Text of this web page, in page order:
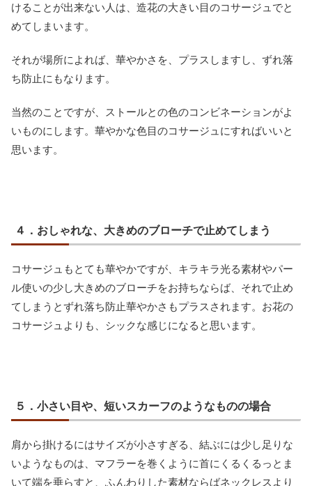
けることが出来ない人は、造花の大きい目のコサージュでと
めてしまいます。
それが場所によれば、華やかさを、プラスしますし、ずれ落
ち防止にもなります。
当然のことですが、ストールとの色のコンビネーションがよ
いものにします。華やかな色目のコサージュにすればいいと
思います。
４．おしゃれな、大きめのブローチで止めてしまう
コサージュもとても華やかですが、キラキラ光る素材やパー
ル使いの少し大きめのブローチをお持ちならば、それで止め
てしまうとずれ落ち防止華やかさもプラスされます。お花の
コサージュよりも、シックな感じになると思います。
５．小さい目や、短いスカーフのようなものの場合
肩から掛けるにはサイズが小さすぎる、結ぶには少し足りな
いようなものは、マフラーを巻くように首にくるくるっとま
いて端を垂らすと、ふんわりした素材ならばネックレスより